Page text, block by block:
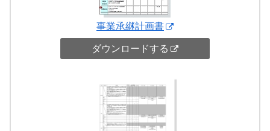
事業承継計画書
ダウンロードする